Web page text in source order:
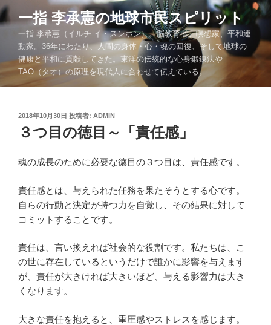
コ
ン
ツ
一指 李承憲の地球市民スピリット
一指 李承憲（イルチ イ・スンホン）。脳教育者、瞑想家、平和運
動家。36年にわたり、人間の身体・心・魂の回復、そして地球の
健康と平和に貢献してきた。東洋の伝統的な心身鍛錬法や
TAO（タオ）の原理を現代人に合わせて伝えている。
投
稿
日:
2018年10月30日 投稿者: ADMIN
３つ目の徳目～「責任感」
魂の成長のために必要な徳目の３つ目は、責任感です。
責任感とは、与えられた任務を果たそうとする心です。
自らの行動と決定が持つ力を自覚し、その結果に対して
コミットすることです。
責任は、言い換えれば社会的な役割です。私たちは、こ
の世に存在しているというだけで誰かに影響を与えます
が、責任が大きければ大きいほど、与える影響力は大き
くなります。
大きな責任を抱えると、重圧感やストレスを感じます。